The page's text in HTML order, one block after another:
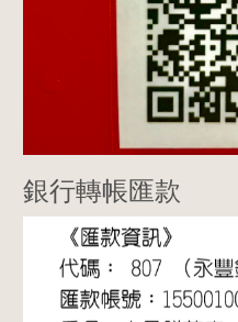
銀行轉帳匯款